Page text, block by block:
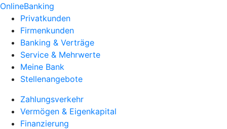
OnlineBanking
Privatkunden
Firmenkunden
Banking & Verträge
Service & Mehrwerte
Meine Bank
Stellenangebote
Zahlungsverkehr
Vermögen & Eigenkapital
Finanzierung